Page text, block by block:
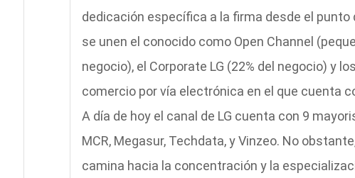
dedicación específica a la firma desde el
se unen el conocido como Open Channel
negocio), el Corporate LG (22% del negocio) y
comercio por vía electrónica en el que cuenta
A día de hoy el canal de LG cuenta con 9
MCR, Megasur, Techdata, y Vinzeo. No
camina hacia la concentración y la